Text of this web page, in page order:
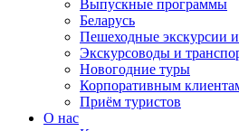
Выпускные программы
Беларусь
Пешеходные экскурсии
Экскурсоводы и
Новогодние туры
Корпоративным
Приём туристов
О нас